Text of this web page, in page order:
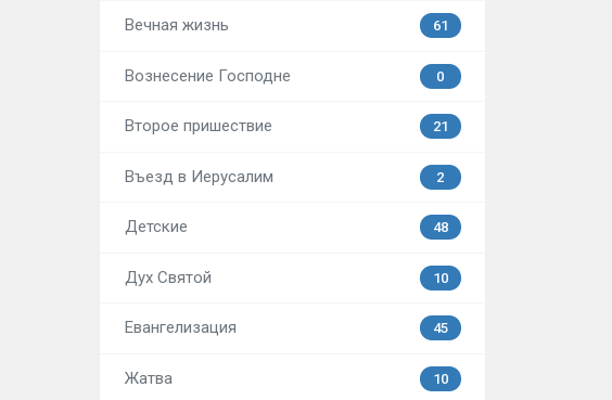
Вечная жизнь 61
Вознесение Господне 0
Второе пришествие 21
Въезд в Иерусалим 2
Детские 48
Дух Святой 10
Евангелизация 45
Жатва 10